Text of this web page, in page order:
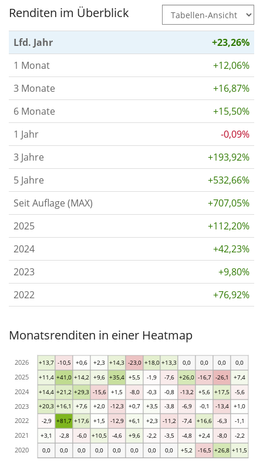
Renditen im Überblick
Lfd. Jahr
+23,26%
1 Monat
+12,06%
3 Monate
+16,87%
6 Monate
+15,50%
1 Jahr
-0,09%
3 Jahre
+193,92%
5 Jahre
+532,66%
Seit Auflage (MAX)
+707,05%
2025
+112,20%
2024
+42,23%
2023
+9,80%
2022
+76,92%
Monatsrenditen in einer Heatmap
0,0 0,0 0,0 0,0 0,0 0,0 0,0 0,0 +5,2 -16,5 +26,8 +11,5
+3,1 -2,8 -6,0 +10,5 -4,6 +9,6 -2,2 -3,5 -4,8 +2,4 -8,0 -2,2
-2,9 +81,7 +17,6 +1,5 -12,9 +6,1 +2,3 -11,2 -7,4 +16,6 -6,3 -1,1
+20,3 +16,1 +7,6 +2,0 -12,3 +0,7 +3,5 -3,8 -6,9 -0,1 -13,4 +1,0
+14,4 +21,2 +29,3 -15,6 +1,5 -8,0 -0,3 -0,8 -13,2 +5,6 +17,5 -5,6
+11,4 +41,0 +14,2 +9,6 +35,4 +5,5 -1,9 -7,6 +26,0 -16,7 -26,1 +7,4
+13,7 -10,5 +0,6 +2,3 +14,3 -23,0 +18,0 +13,3 0,0 0,0 0,0 0,0
2020
2021
2022
2023
2024
2025
2026